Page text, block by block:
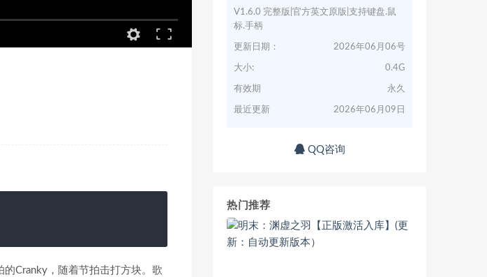
Cranky，随着节拍击打方块。歌
V1.6.0 完整版|官方英文原版|支持键盘.鼠
标.手柄
更新日期： 2026年06月06号
大小: 0.4G
有效期 永久
最近更新 2026年06月09日
QQ咨询
热门推荐